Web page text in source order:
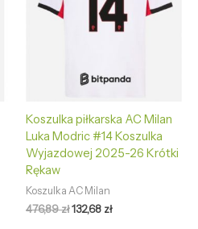
Koszulka piłkarska AC Milan
Luka Modric #14 Koszulka
Wyjazdowej 2025-26 Krótki
Rękaw
Koszulka AC Milan
476,89zł132,68 zł